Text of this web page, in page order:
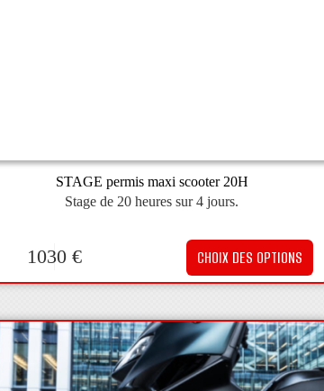
STAGE permis maxi scooter 20H
Stage de 20 heures sur 4 jours.
1030€ CHOIX DES OPTIONS